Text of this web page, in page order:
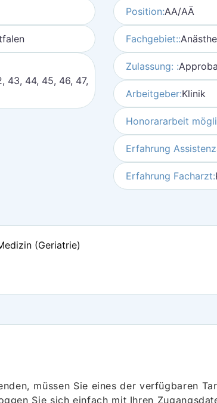
43, 44, 45, 46, 47,
Position:AA/AÄ
Fachgebiet::
Zulassung: :
Arbeitgeber:Klinik
Honorararbeit
Erfahrung
Erfahrung Facharzt:
(Geriatrie)
müssen Sie eines der verfügbaren
Sie sich einfach mit Ihren